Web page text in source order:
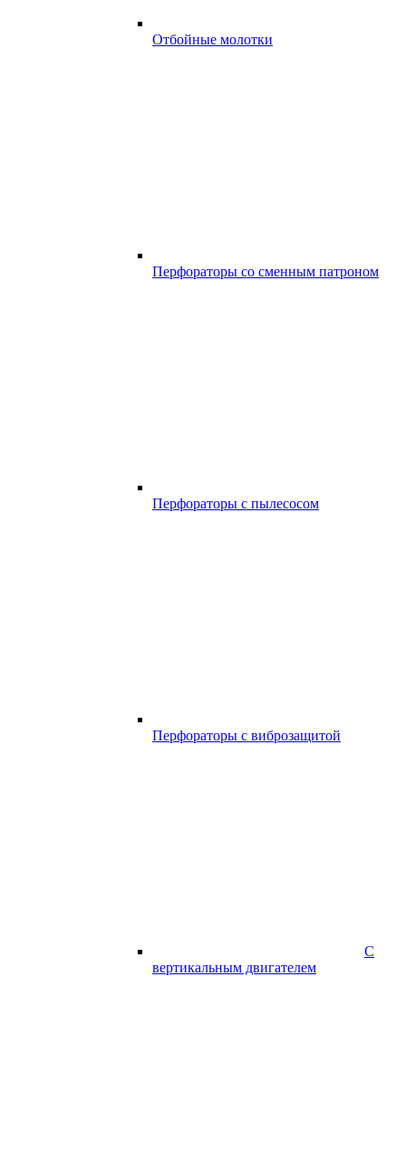
Отбойные молотки
Перфораторы со сменным патроном
Перфораторы с пылесосом
Перфораторы с виброзащитой
С
вертикальным двигателем